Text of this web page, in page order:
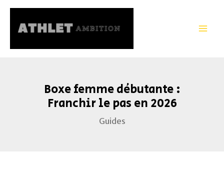
Aller
contenu
Boxe femme débutante :
Franchir le pas en 2026
Guides
Navigation
articles